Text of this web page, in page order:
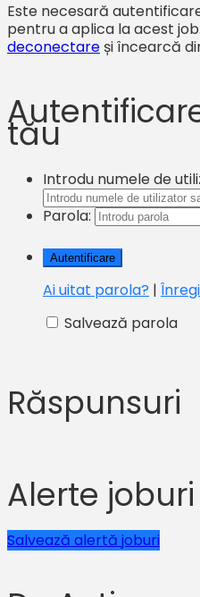
Este necesară
pentru a aplica la acest job.
deconectare și încearcă
tău
Introdu numele de
Parola:
Ai uitat parola? |
Salvează parola
Răspunsuri
Alerte joburi
Salvează alertă joburi